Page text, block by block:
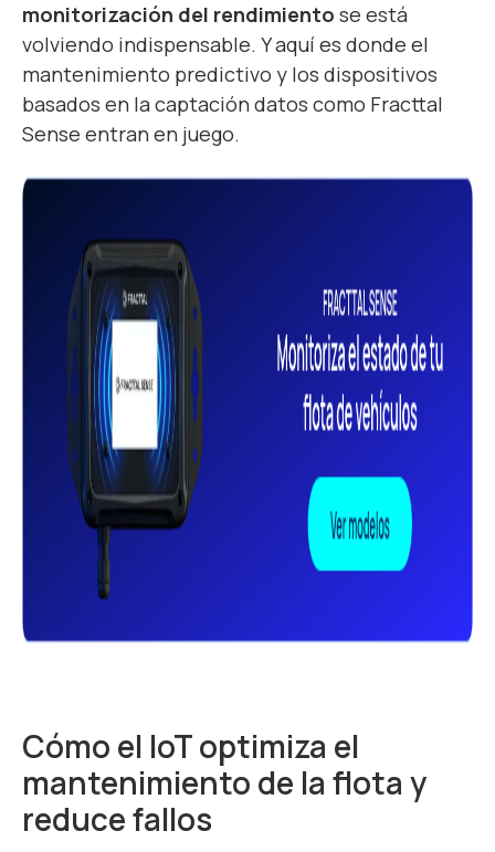
monitorización del rendimiento se está
volviendo indispensable. Y aquí es donde el
mantenimiento predictivo y los dispositivos
basados en la captación datos como Fracttal
Sense entran en juego.
Cómo el IoT optimiza el
mantenimiento de la flota y
reduce fallos